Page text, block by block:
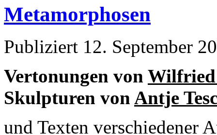
Metamorphosen
Publiziert 12. September
Vertonungen von
Skulpturen von Antje
und Texten verschiedener